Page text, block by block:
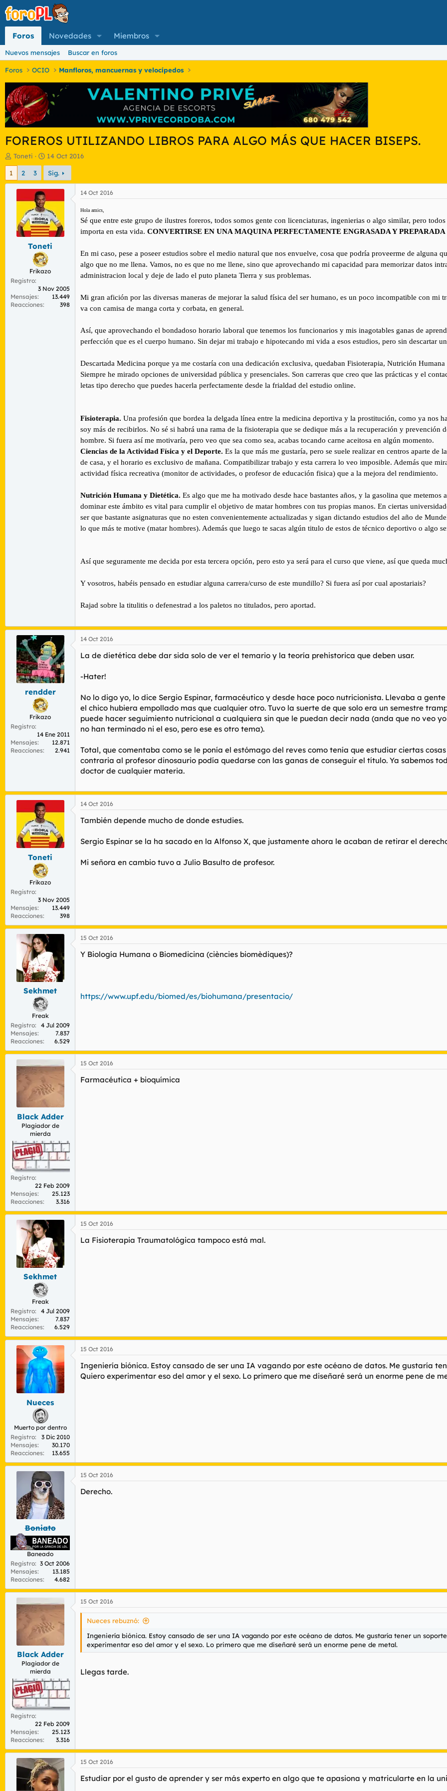
Foros Novedades Miembros
Nuevos mensajes Buscar en foros
Foros OCIO Manfloros, mancuernas y velocípedos
FOREROS UTILIZANDO LIBROS PARA ALGO MÁS QUE HACER BISEPS.
I
n
c
a
d
m
Toneti
F
e
c
h
a
d
e
i
n
i
c
i
o
14 Oct 2016
1 2 3 Sig.
Toneti
Frikazo
Registro
3 Nov 2005
Mensajes
13.449
Reacciones
398
14 Oct 2016
Hola amics,
Sé que entre este grupo de ilustres foreros, todos somos gente con licenciaturas, ingenierias o algo similar, pero
importa en esta vida. CONVERTIRSE EN UNA MAQUINA PERFECTAMENTE ENGRASADA Y
En mi caso, pese a poseer estudios sobre el medio natural que nos envuelve, cosa que podría proveerme de alguna
algo que no me llena. Vamos, no es que no me llene, sino que aprovechando mi capacidad para memorizar datos
administracion local y deje de lado el puto planeta Tierra y sus problemas.
Mi gran afición por las diversas maneras de mejorar la salud física del ser humano, es un poco incompatible con mi
va con camisa de manga corta y corbata, en general.
Así, que aprovechando el bondadoso horario laboral que tenemos los funcionarios y mis inagotables ganas de
perfección que es el cuerpo humano. Sin dejar mi trabajo e hipotecando mi vida a esos estudios, pero sin descartar
Descartada Medicina porque ya me costaría con una dedicación exclusiva, quedaban Fisioterapia, Nutrición
Siempre he mirado opciones de universidad pública y presenciales. Son carreras que creo que las prácticas y el
letas tipo derecho que puedes hacerla perfectamente desde la frialdad del estudio online.
Fisioterapia. Una profesión que bordea la delgada línea entre la medicina deportiva y la prostitución, como ya nos
soy más de recibirlos. No sé si habrá una rama de la fisioterapia que se dedique más a la recuperación y prevención
hombre. Si fuera así me motivaría, pero veo que sea como sea, acabas tocando carne aceitosa en algún momento.
Ciencias de la Actividad Física y el Deporte. Es la que más me gustaría, pero se suele realizar en centros aparte
de casa, y el horario es exclusivo de mañana. Compatibilizar trabajo y esta carrera lo veo imposible. Además que
actividad física recreativa (monitor de actividades, o profesor de educación fisica) que a la mejora del rendimiento.
Nutrición Humana y Dietética. Es algo que me ha motivado desde hace bastantes años, y la gasolina que
dominar este ámbito es vital para cumplir el objetivo de matar hombres con tus propias manos. En ciertas
ser que bastante asignaturas que no esten convenientemente actualizadas y sigan dictando estudios del año de
lo que más te motive (matar hombres). Además que luego te sacas algún titulo de estos de técnico deportivo o algo
Así que seguramente me decida por esta tercera opción, pero esto ya será para el curso que viene, así que queda
Y vosotros, habéis pensado en estudiar alguna carrera/curso de este mundillo? Si fuera así por cual apostariais?
Rajad sobre la titulitis o defenestrad a los paletos no titulados, pero aportad.
rendder
Frikazo
Registro
14 Ene 2011
Mensajes
12.871
Reacciones
2.941
14 Oct 2016
La de dietética debe dar sida solo de ver el temario y la teoría prehistorica que deben usar.
-Hater!
No lo digo yo, lo dice Sergio Espinar, farmacéutico y desde hace poco nutricionista. Llevaba a
el chico hubiera empollado mas que cualquier otro. Tuvo la suerte de que solo era un semestre
puede hacer seguimiento nutricional a cualquiera sin que le puedan decir nada (anda que no veo
no han terminado ni el eso, pero ese es otro tema).
Total, que comentaba como se le ponía el estómago del reves como tenía que estudiar ciertas
contraria al profesor dinosaurio podía quedarse con las ganas de conseguir el título. Ya sabemos
doctor de cualquier materia.
Toneti
Frikazo
Registro
3 Nov 2005
Mensajes
13.449
Reacciones
398
14 Oct 2016
También depende mucho de donde estudies.
Sergio Espinar se la ha sacado en la Alfonso X, que justamente ahora le acaban de retirar el
Mi señora en cambio tuvo a Julio Basulto de profesor.
Sekhmet
Freak
Registro
4 Jul 2009
Mensajes
7.837
Reacciones
6.529
15 Oct 2016
Y Biología Humana o Biomedicina (ciències biomèdiques)?
https://www.upf.edu/biomed/es/biohumana/presentacio/
Black Adder
Plagiador de
mierda
Registro
22 Feb 2009
Mensajes
25.123
Reacciones
3.316
15 Oct 2016
Farmacéutica + bioquímica
Sekhmet
Freak
Registro
4 Jul 2009
Mensajes
7.837
Reacciones
6.529
15 Oct 2016
La Fisioterapia Traumatológica tampoco está mal.
Nueces
Muerto por dentro
Registro
3 Dic 2010
Mensajes
30.170
Reacciones
13.655
15 Oct 2016
Ingeniería biónica. Estoy cansado de ser una IA vagando por este océano de datos. Me gustaría
Quiero experimentar eso del amor y el sexo. Lo primero que me diseñaré será un enorme pene de
Boniato
Baneado
Registro
3 Oct 2006
Mensajes
13.185
Reacciones
4.682
15 Oct 2016
Derecho.
Black Adder
Plagiador de
mierda
Registro
22 Feb 2009
Mensajes
25.123
Reacciones
3.316
15 Oct 2016
Nueces rebuznó:
Ingeniería biónica. Estoy cansado de ser una IA vagando por este océano de datos. Me gustaría tener un
experimentar eso del amor y el sexo. Lo primero que me diseñaré será un enorme pene de metal.
Llegas tarde.
15 Oct 2016
Estudiar por el gusto de aprender y ser más experto en algo que te apasiona y matricularte en la